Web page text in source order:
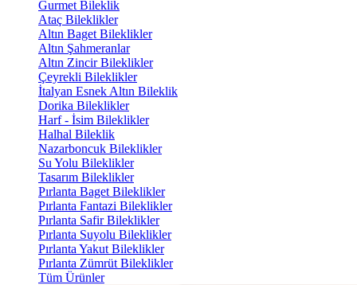
Gurmet Bileklik
Ataç Bileklikler
Altın Baget Bileklikler
Altın Şahmeranlar
Altın Zincir Bileklikler
Çeyrekli Bileklikler
İtalyan Esnek Altın Bileklik
Dorika Bileklikler
Harf - İsim Bileklikler
Halhal Bileklik
Nazarboncuk Bileklikler
Su Yolu Bileklikler
Tasarım Bileklikler
Pırlanta Baget Bileklikler
Pırlanta Fantazi Bileklikler
Pırlanta Safir Bileklikler
Pırlanta Suyolu Bileklikler
Pırlanta Yakut Bileklikler
Pırlanta Zümrüt Bileklikler
Tüm Ürünler